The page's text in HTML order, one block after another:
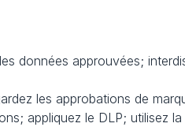
données approuvées;
les approbations de
appliquez le DLP; utilisez